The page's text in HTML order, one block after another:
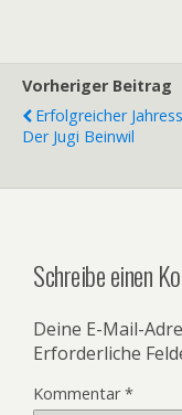
Vorheriger Beitrag
Erfolgreicher
Der Jugi Beinwil
Schreibe einen
Deine E-Mail-
Erforderliche
Kommentar*